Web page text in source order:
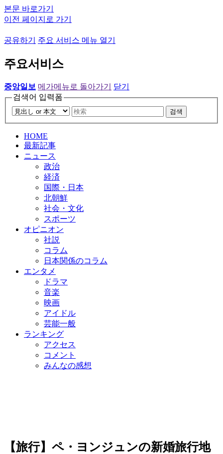
본문 바로가기
이전 페이지로 가기
공유하기 주요 서비스 메뉴 열기
주요서비스
중앙일보 메가메뉴로 돌아가기
닫기
검색어 입력폼
검색
HOME
最新記事
ニュース
政治
経済
国際・日本
北朝鮮
社会・文化
スポーツ
オピニオン
社説
コラム
日本関係のコラム
エンタメ
ドラマ
音楽
映画
アイドル
芸能一般
ランキング
アクセス
コメント
みんなの感想
【旅行】ペ・ヨンジュンの新婚旅行地